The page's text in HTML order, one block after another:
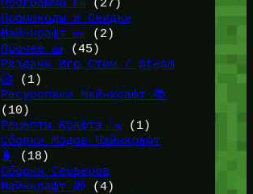
Программы ⌨️ (27)
Промокоды и Скидки
Майнкрафт 🎫
(2)
Прочее 🧱 (45)
Раздачи Игр Стим / Steam
🎲 (1)
Ресурспаки Майнкрафт 📚
(10)
Рецепты Крафта 🪚 (1)
Сборки Модов Майнкрафт
🧳
(18)
Сборки Серверов
Майнкрафт 🎁 (4)